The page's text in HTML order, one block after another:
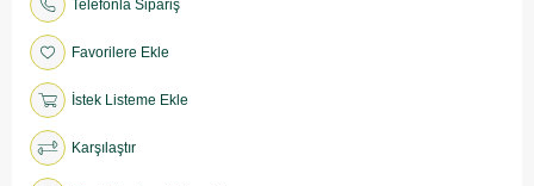
Telefonla Sipariş
Favorilere Ekle
İstek Listeme Ekle
Karşılaştır